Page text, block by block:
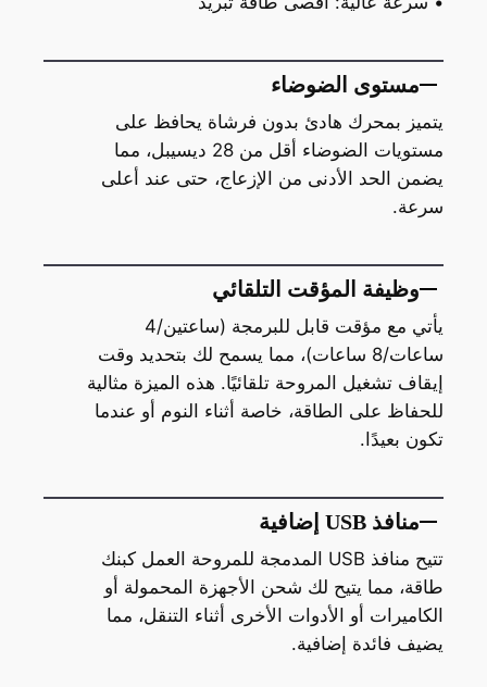
مستوى الضوضاء
يتميز بمحرك هادئ بدون فرشاة يحافظ على
مستويات الضوضاء أقل من 28 ديسيبل، مما
يضمن الحد الأدنى من الإزعاج، حتى عند أعلى
سرعة.
وظيفة المؤقت التلقائي
يأتي مع مؤقت قابل للبرمجة (ساعتين/4
ساعات/8 ساعات)، مما يسمح لك بتحديد وقت
إيقاف تشغيل المروحة تلقائيًا. هذه الميزة مثالية
للحفاظ على الطاقة، خاصة أثناء النوم أو عندما
تكون بعيدًا.
منافذ USB إضافية
تتيح منافذ USB المدمجة للمروحة العمل كبنك
طاقة، مما يتيح لك شحن الأجهزة المحمولة أو
الكاميرات أو الأدوات الأخرى أثناء التنقل، مما
يضيف فائدة إضافية.